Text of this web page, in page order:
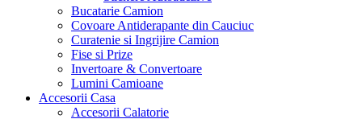
Bucatarie Camion
Covoare Antiderapante din Cauciuc
Curatenie si Ingrijire Camion
Fise si Prize
Invertoare & Convertoare
Lumini Camioane
Accesorii Casa
Accesorii Calatorie